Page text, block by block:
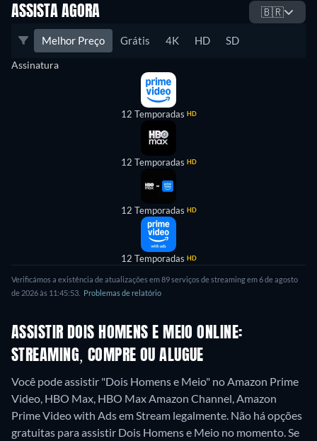
ASSISTA AGORA 🇧🇷
Melhor Preço Grátis 4K HD SD
Assinatura
12 Temporadas HD
12 Temporadas HD
12 Temporadas HD
12 Temporadas HD
Verificámos a existência de atualizações em 89 serviços de streaming em 6 de agosto
de 2026 às 11:45:53.
Problemas de relatório
ASSISTIR DOIS HOMENS E MEIO ONLINE:
STREAMING, COMPRE OU ALUGUE
Você pode assistir "Dois Homens e Meio" no Amazon Prime
Video, HBO Max, HBO Max Amazon Channel, Amazon
Prime Video with Ads em Stream legalmente. Não há opções
gratuitas para assistir Dois Homens e Meio no momento. Se